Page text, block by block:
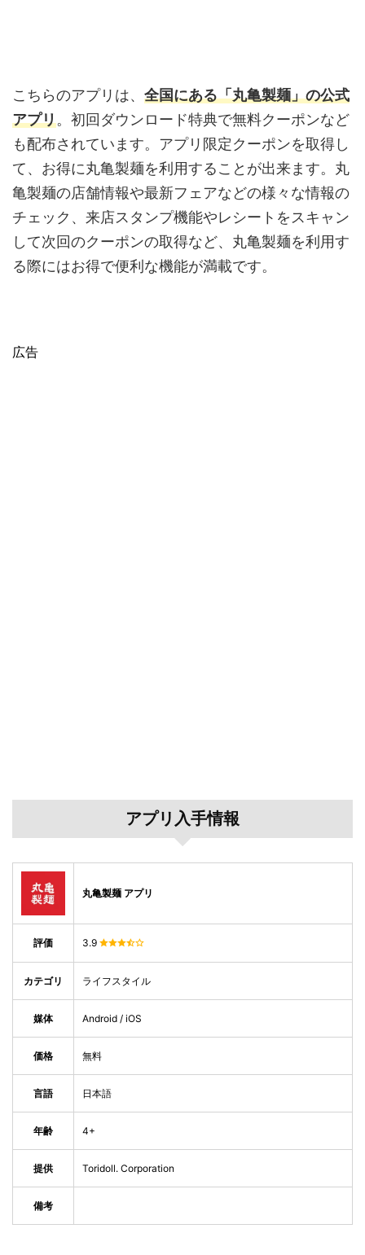
こちらのアプリは、 全国にある「丸亀製麺」の公式
アプリ。初回ダウンロード特典で無料クーポンなど
も配布されています。アプリ限定クーポンを取得し
て、お得に丸亀製麺を利用することが出来ます。丸
亀製麺の店舗情報や最新フェアなどの様々な情報の
チェック、来店スタンプ機能やレシートをスキャン
して次回のクーポンの取得など、丸亀製麺を利用す
る際にはお得で便利な機能が満載です。
広告
アプリ入手情報
丸亀製麺 アプリ
評価 3.9
カテゴリ ライフスタイル
媒体 Android / iOS
価格 無料
言語 日本語
年齢 4+
提供 Toridoll. Corporation
備考